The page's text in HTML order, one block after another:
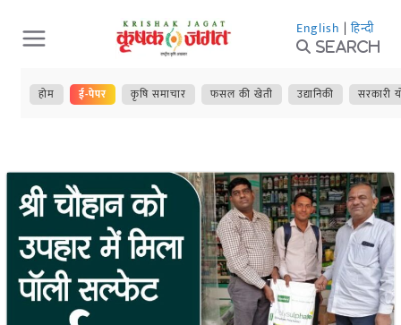
Skip
to
content
English | हिन्दी
Search
होम ई-पेपर कृषि समाचार फसल की खेती उद्यानिकी सरकारी